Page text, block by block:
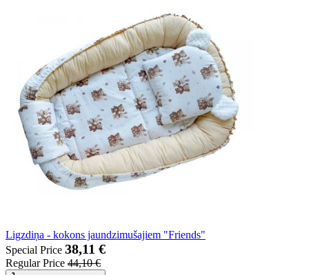
Ligzdiņa - kokons jaundzimušajiem "Friends"
Special Price 38,11 €
Regular Price 44,10 €